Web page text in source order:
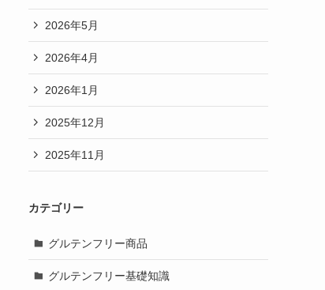
2026年5月
2026年4月
2026年1月
2025年12月
2025年11月
カテゴリー
グルテンフリー商品
グルテンフリー基礎知識